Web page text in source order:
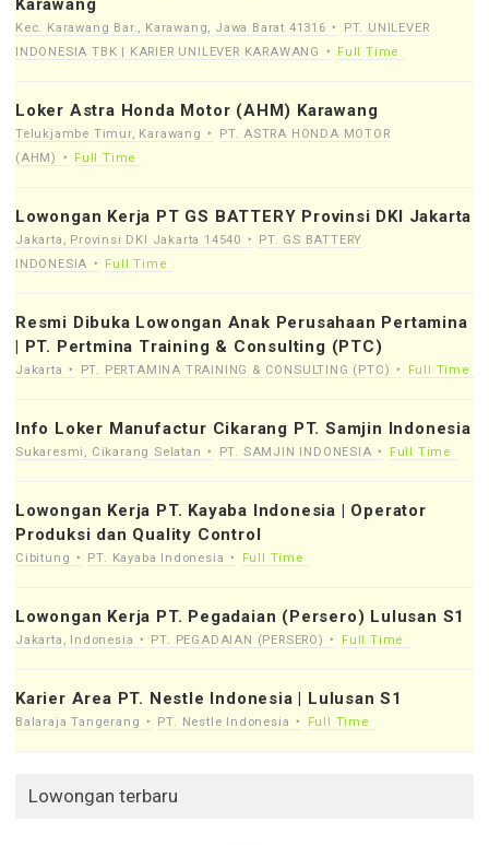
Kec. Karawang Bar., Karawang, Jawa Barat 41316
PT. UNILEVER
INDONESIA TBK | KARIER UNILEVER KARAWANG
Full Time
Loker Astra Honda Motor (AHM) Karawang
Telukjambe Timur, Karawang
PT. ASTRA HONDA MOTOR
(AHM)
Full Time
Lowongan Kerja PT GS BATTERY Provinsi DKI Jakarta
Jakarta, Provinsi DKI Jakarta 14540
PT. GS BATTERY
INDONESIA
Full Time
Resmi Dibuka Lowongan Anak Perusahaan Pertamina
| PT. Pertmina Training & Consulting (PTC)
Jakarta PT. PERTAMINA TRAINING & CONSULTING (PTC) Full Time
Info Loker Manufactur Cikarang PT. Samjin Indonesia
Sukaresmi, Cikarang Selatan PT. SAMJIN INDONESIA Full Time
Lowongan Kerja PT. Kayaba Indonesia | Operator
Produksi dan Quality Control
Cibitung PT. Kayaba Indonesia Full Time
Lowongan Kerja PT. Pegadaian (Persero) Lulusan S1
Jakarta, Indonesia PT. PEGADAIAN (PERSERO) Full Time
Karier Area PT. Nestle Indonesia | Lulusan S1
Balaraja Tangerang PT. Nestle Indonesia Full Time
Lowongan terbaru